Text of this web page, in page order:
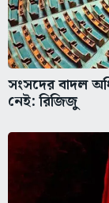
সংসদের বাদল
নেই: রিজিজু